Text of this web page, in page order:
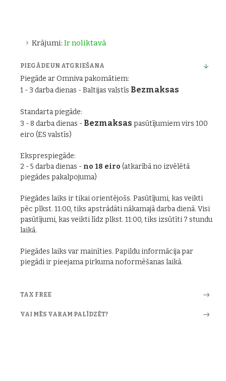
Krājumi: Ir noliktavā
PIEGĀDE UN ATGRIEŠANA
Piegāde ar Omniva pakomātiem:
1 - 3 darba dienas - Baltijas valstīs Bezmaksas
Standarta piegāde:
3 - 8 darba dienas - Bezmaksas pasūtījumiem virs 100
eiro (ES valstīs)
Eksprespiegāde:
2 - 5 darba dienas - no 18 eiro (atkarībā no izvēlētā
piegādes pakalpojuma)
Piegādes laiks ir tikai orientējošs. Pasūtījumi, kas veikti
pēc plkst. 11:00, tiks apstrādāti nākamajā darba dienā. Visi
pasūtījumi, kas veikti līdz plkst. 11:00, tiks izsūtīti 7 stundu
laikā.
Piegādes laiks var mainīties. Papildu informācija par
piegādi ir pieejama pirkuma noformēšanas laikā.
TAX FREE
VAI MĒS VARAM PALĪDZĒT?